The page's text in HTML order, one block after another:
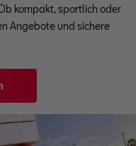
kompakt, sportlich oder
Angebote und sichere